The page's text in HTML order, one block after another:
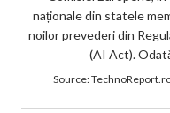
naționale din statele
noilor prevederi din
(AI Act).
Source: